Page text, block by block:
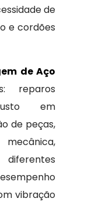
de
e cordões
de Aço
reparos
em
de peças,
vibração